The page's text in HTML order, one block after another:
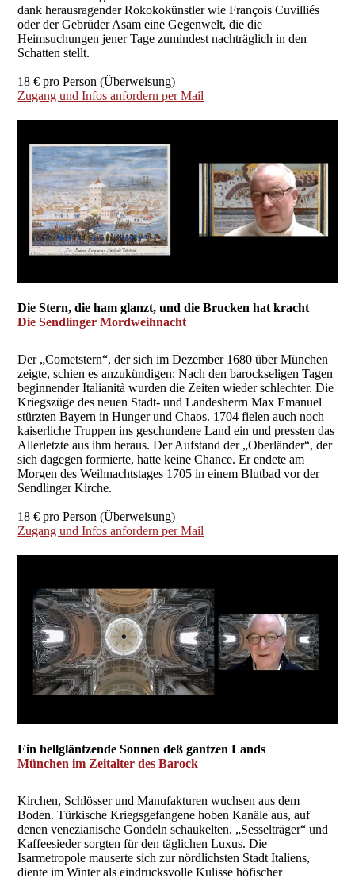
dank herausragender Rokokokünstler wie François Cuvilliés
oder der Gebrüder Asam eine Gegenwelt, die die
Heimsuchungen jener Tage zumindest nachträglich in den
Schatten stellt.
18 € pro Person (Überweisung)
Zugang und Infos anfordern per Mail
Die Stern, die ham glanzt, und die Brucken hat kracht
Die Sendlinger Mordweihnacht
Der „Cometstern“, der sich im Dezember 1680 über München
zeigte, schien es anzukündigen: Nach den barockseligen Tagen
beginnender Italianità wurden die Zeiten wieder schlechter. Die
Kriegszüge des neuen Stadt- und Landesherrn Max Emanuel
stürzten Bayern in Hunger und Chaos. 1704 fielen auch noch
kaiserliche Truppen ins geschundene Land ein und pressten das
Allerletzte aus ihm heraus. Der Aufstand der „Oberländer“, der
sich dagegen formierte, hatte keine Chance. Er endete am
Morgen des Weihnachtstages 1705 in einem Blutbad vor der
Sendlinger Kirche.
18 € pro Person (Überweisung)
Zugang und Infos anfordern per Mail
Ein hellgläntzende Sonnen deß gantzen Lands
München im Zeitalter des Barock
Kirchen, Schlösser und Manufakturen wuchsen aus dem
Boden. Türkische Kriegsgefangene hoben Kanäle aus, auf
denen venezianische Gondeln schaukelten. „Sesselträger“ und
Kaffeesieder sorgten für den täglichen Luxus. Die
Isarmetropole mauserte sich zur nördlichsten Stadt Italiens,
diente im Winter als eindrucksvolle Kulisse höfischer